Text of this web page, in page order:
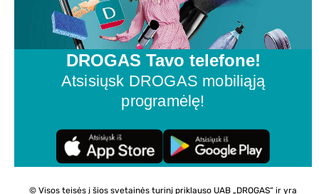
DROGAS Tavo telefone!
Atsisiųsk DROGAS mobiliąją
programėlę!
© Visos teisės į šios svetainės turinį priklauso UAB „DROGAS“ ir yra